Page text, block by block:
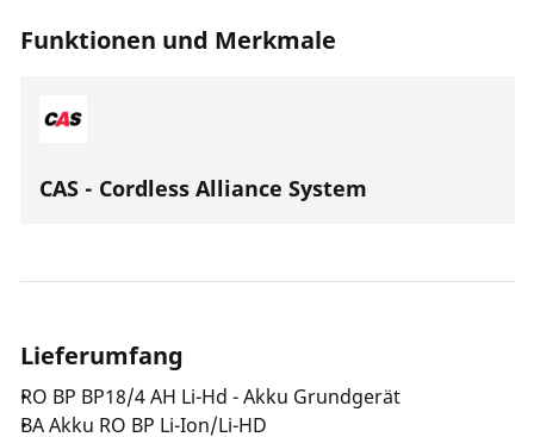
Funktionen und Merkmale
CAS - Cordless Alliance System
Lieferumfang
RO BP BP18/4 AH Li-Hd - Akku Grundgerät
BA Akku RO BP Li-Ion/Li-HD